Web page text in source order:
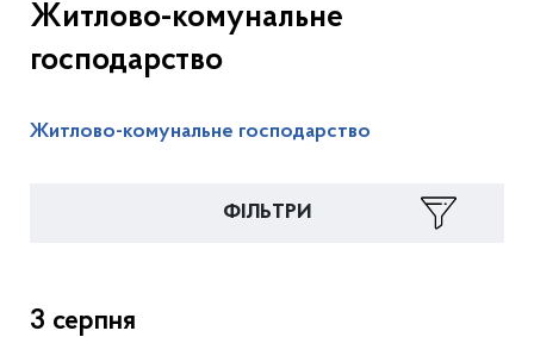
Житлово-комунальне
господарство
Житлово-комунальне господарство
ФІЛЬТРИ
3 серпня